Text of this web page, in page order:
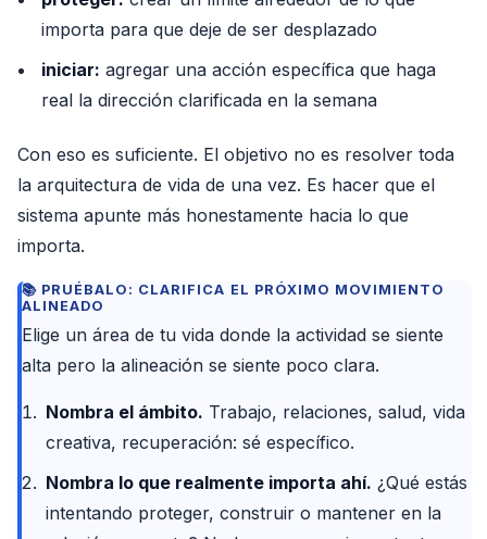
importa para que deje de ser desplazado
iniciar: agregar una acción específica que haga
real la dirección clarificada en la semana
Con eso es suficiente. El objetivo no es resolver toda
la arquitectura de vida de una vez. Es hacer que el
sistema apunte más honestamente hacia lo que
importa.
PRUÉBALO: CLARIFICA EL PRÓXIMO MOVIMIENTO
ALINEADO
Elige un área de tu vida donde la actividad se siente
alta pero la alineación se siente poco clara.
Nombra el ámbito. Trabajo, relaciones, salud, vida
creativa, recuperación: sé específico.
Nombra lo que realmente importa ahí. ¿Qué estás
intentando proteger, construir o mantener en la